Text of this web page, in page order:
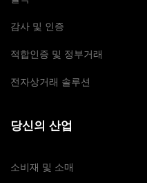
감사 및 인증
적합인증 및 정부거래
전자상거래 솔루션
당신의 산업
소비재 및 소매